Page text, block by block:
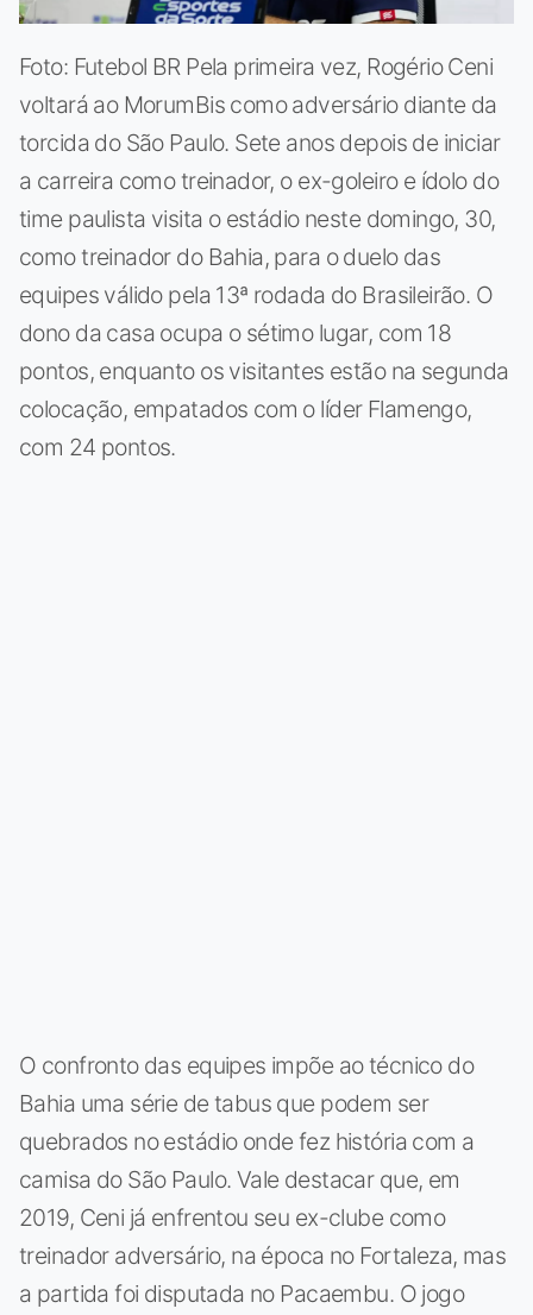
Foto: Futebol BR Pela primeira vez, Rogério Ceni
voltará ao MorumBis como adversário diante da
torcida do São Paulo. Sete anos depois de iniciar
a carreira como treinador, o ex-goleiro e ídolo do
time paulista visita o estádio neste domingo, 30,
como treinador do Bahia, para o duelo das
equipes válido pela 13ª rodada do Brasileirão. O
dono da casa ocupa o sétimo lugar, com 18
pontos, enquanto os visitantes estão na segunda
colocação, empatados com o líder Flamengo,
com 24 pontos.
O confronto das equipes impõe ao técnico do
Bahia uma série de tabus que podem ser
quebrados no estádio onde fez história com a
camisa do São Paulo. Vale destacar que, em
2019, Ceni já enfrentou seu ex-clube como
treinador adversário, na época no Fortaleza, mas
a partida foi disputada no Pacaembu. O jogo